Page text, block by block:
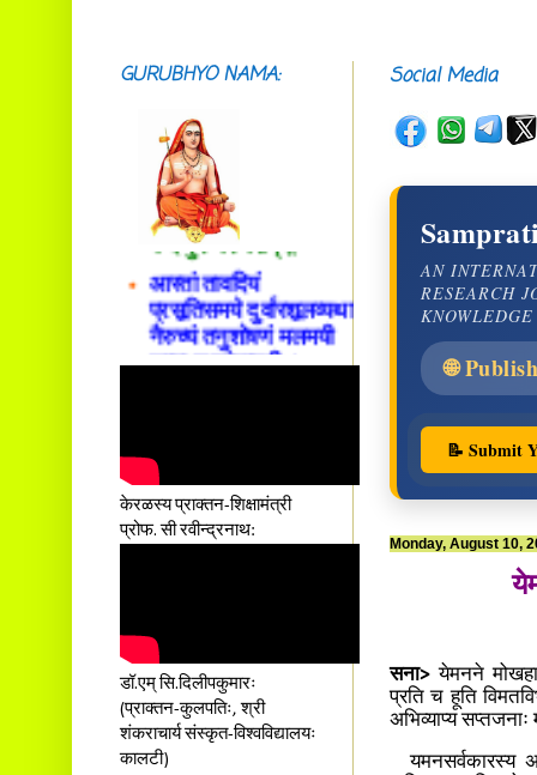
Social Media
AN
RESEARCH
🌐
📝 Submit
Monday, August 10,
सना>येमनने मोखहा
प्रति च हूति
अभिव्याप्य
यमनसर्वकारस्य
GURUBHYO NAMA:
सदाशिवसमारम्भां
शङ्कराचार्य मध्यमाम्।
अस्मदाचार्यपर्यन्तां
वन्दे गुरु परम्पराम् ॥
आस्तां तावदियं
प्रसूतिसमये दुर्वारशूलव्यथा
नैरुच्यं तनुशोषणं मलमयी
शय्या च सांवत्सरी ।
एकस्यापि न गर्भ-भार-भरण-
नमः॥–
केरळस्य प्राक्तन-शिक्षामंत्री
प्रोफ. सी रवीन्द्रनाथ:
डॉ.एम् सि.दिलीपकुमारः
(प्राक्तन-कुलपतिः, श्री
शंकराचार्य संस्कृत-विश्वविद्यालयः
कालटी)